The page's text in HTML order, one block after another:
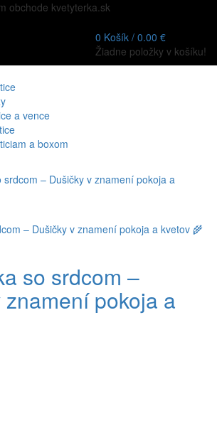
obchode kvetyterka.sk
0 Košík / 0.00 €
Žiadne položky v košíku!
a vence
a boxom
srdcom – Dušičky v znamení pokoja a
so srdcom –
pokoja a